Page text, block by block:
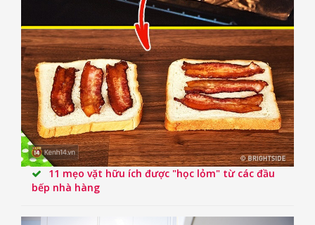
11 mẹo vặt hữu ích được "học lỏm" từ các đầu
bếp nhà hàng